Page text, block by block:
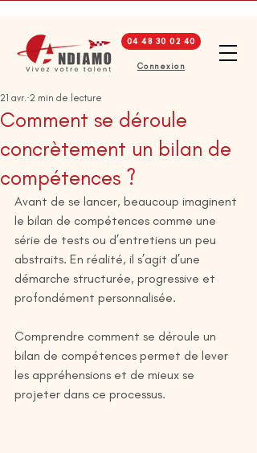
04 48 30 02 40
Connexion
Comment se déroule
concrètement un bilan de
compétences ?
21 avr. 2 min de lecture
Avant de se lancer, beaucoup imaginent
le bilan de compétences comme une
série de tests ou d’entretiens un peu
abstraits. En réalité, il s’agit d’une
démarche structurée, progressive et
profondément personnalisée.
Comprendre comment se déroule un
bilan de compétences permet de lever
les appréhensions et de mieux se
projeter dans ce processus.